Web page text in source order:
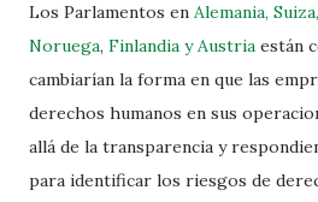
Los Parlamentos en Alemania,
Noruega, Finlandia y Austria están
cambiarían la forma en que las
derechos humanos en sus
allá de la transparencia y
para identificar los riesgos de